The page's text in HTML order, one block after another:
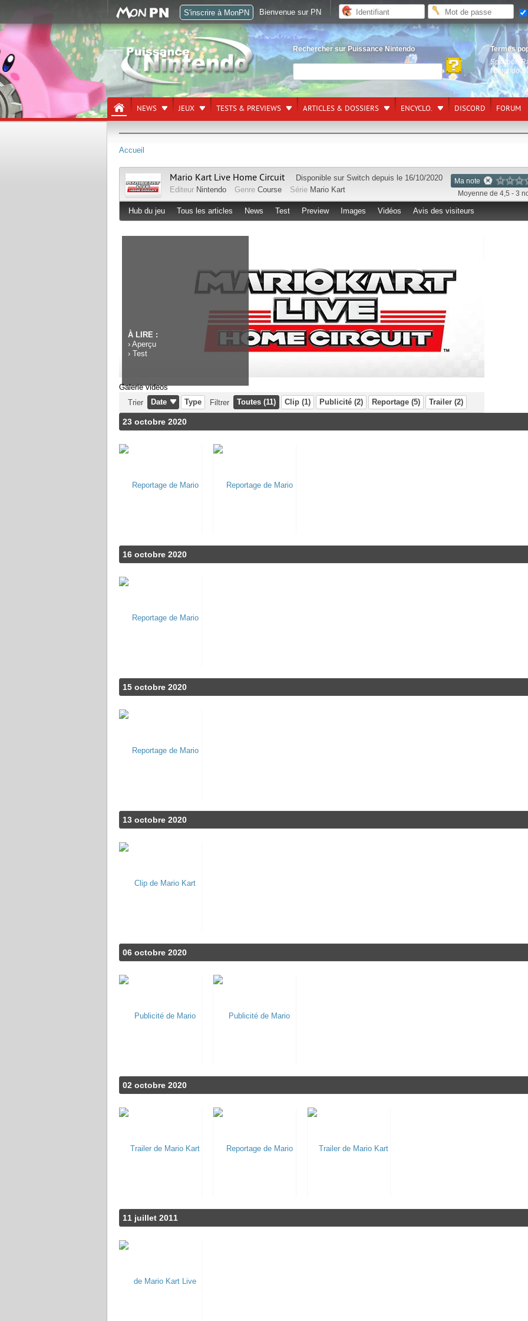
Rechercher sur Puissance Nintendo
Termes
Splatoon
Nintendo
NEWS JEUX TESTS & PREVIEWS ARTICLES & DOSSIERS ENCYCLO. DISCORD FORUM
Accueil
Ma note
Moyenne de 4,5 - 3
Mario Kart Live Home Circuit Disponible sur Switch depuis le 16/10/2020
Editeur Nintendo Genre Course Série Mario Kart
Hub du jeu Tous les articles News Test Preview Images Vidéos Avis des visiteurs
À LIRE :
› Aperçu
› Test
Galerie videos
Trier
Date Type Filtrer Toutes (11) Clip (1) Publicité (2) Reportage (5) Trailer (2)
23 octobre 2020
16 octobre 2020
15 octobre 2020
13 octobre 2020
06 octobre 2020
02 octobre 2020
11 juillet 2011
S'inscrire à MonPN Bienvenue sur PN